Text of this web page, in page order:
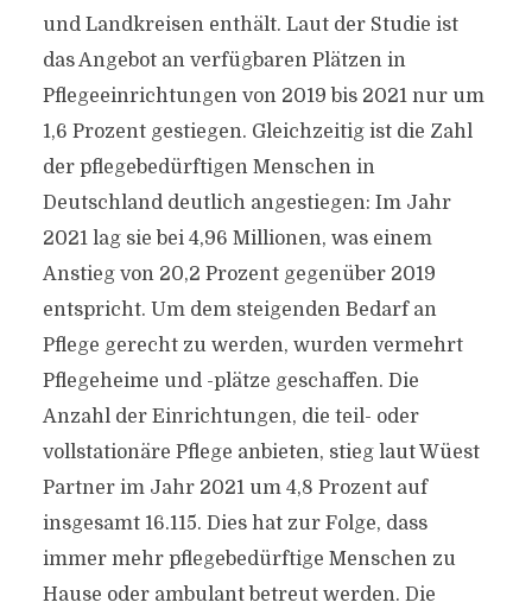
und Landkreisen enthält. Laut der Studie ist
das Angebot an verfügbaren Plätzen in
Pflegeeinrichtungen von 2019 bis 2021 nur um
1,6 Prozent gestiegen. Gleichzeitig ist die Zahl
der pflegebedürftigen Menschen in
Deutschland deutlich angestiegen: Im Jahr
2021 lag sie bei 4,96 Millionen, was einem
Anstieg von 20,2 Prozent gegenüber 2019
entspricht. Um dem steigenden Bedarf an
Pflege gerecht zu werden, wurden vermehrt
Pflegeheime und -plätze geschaffen. Die
Anzahl der Einrichtungen, die teil- oder
vollstationäre Pflege anbieten, stieg laut Wüest
Partner im Jahr 2021 um 4,8 Prozent auf
insgesamt 16.115. Dies hat zur Folge, dass
immer mehr pflegebedürftige Menschen zu
Hause oder ambulant betreut werden. Die